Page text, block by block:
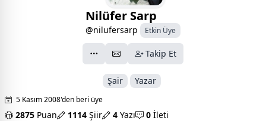
Nilüfer Sarp
@nilufersarp Etkin Üye
Takip Et
Şair Yazar
5 Kasım 2008'den beri üye
2875 Puan 1114 Şiir 4 Yazı 0 İleti